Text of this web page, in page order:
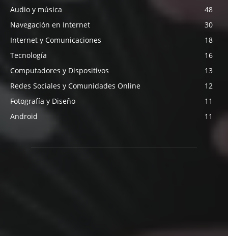
Audio y música
48
Navegación en Internet
30
Internet y Comunicaciones
18
Tecnología
16
Computadores y Dispositivos
13
Redes Sociales y Comunidades Online
12
Fotografía y Diseño
11
Android
11